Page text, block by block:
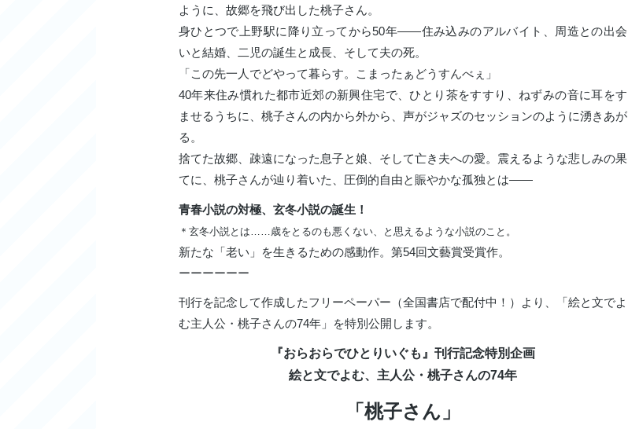
ように、故郷を飛び出した桃子さん。
身ひとつで上野駅に降り立ってから50年――住み込みのアルバイト、周造との出会
いと結婚、二児の誕生と成長、そして夫の死。
「この先一人でどやって暮らす。こまったぁどうすんべぇ」
40年来住み慣れた都市近郊の新興住宅で、ひとり茶をすすり、ねずみの音に耳をす
ませるうちに、桃子さんの内から外から、声がジャズのセッションのように湧きあが
る。
捨てた故郷、疎遠になった息子と娘、そして亡き夫への愛。震えるような悲しみの果
てに、桃子さんが辿り着いた、 圧倒的自由と賑やかな孤独とは――
青春小説の対極、玄冬小説の誕生！
＊玄冬小説とは……歳をとるのも悪くない、と思えるような小説のこと。
新たな「老い」を生きるための感動作。第54回文藝賞受賞作。
ーーーーーー
刊行を記念して作成したフリーペーパー（全国書店で配付中！）より、「絵と文でよ
む主人公・桃子さんの74年」を特別公開します。
『おらおらでひとりいぐも』刊行記念特別企画
絵と文でよむ、主人公・桃子さんの74年
「桃子さん」